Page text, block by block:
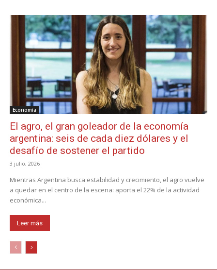
Economía
El agro, el gran goleador de la economía
argentina: seis de cada diez dólares y el
desafío de sostener el partido
3 julio, 2026
Mientras Argentina busca estabilidad y crecimiento, el agro vuelve
a quedar en el centro de la escena: aporta el 22% de la actividad
económica...
Leer más